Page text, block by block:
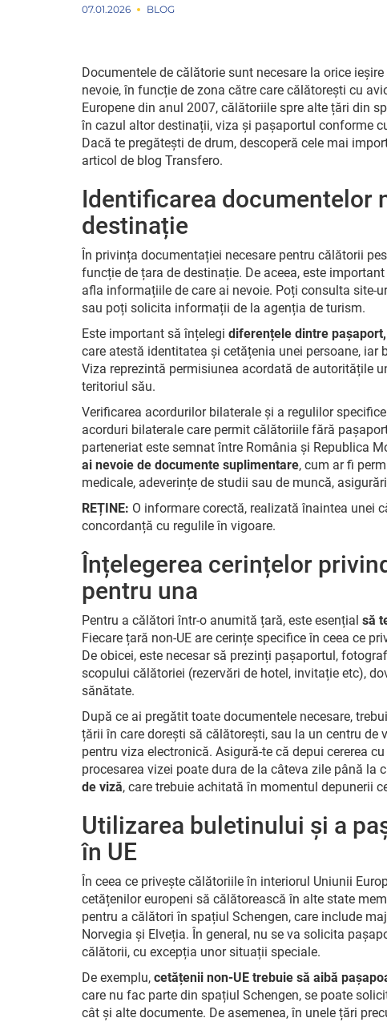
07.01.2026 BLOG
Documentele de călătorie sunt necesare la orice
nevoie, în funcție de zona către care călătorești cu
Europene din anul 2007, călătoriile spre alte țări din
în cazul altor destinații, viza și pașaportul conforme
Dacă te pregătești de drum, descoperă cele mai
articol de blog Transfero.
Identificarea documentelor
destinație
În privința documentației necesare pentru călătorii
funcție de țara de destinație. De aceea, este
afla informațiile de care ai nevoie. Poți consulta site-
sau poți solicita informații de la agenția de turism.
Este important să înțelegi diferențele dintre
care atestă identitatea și cetățenia unei persoane,
Viza reprezintă permisiunea acordată de autoritățile
teritoriul său.
Verificarea acordurilor bilaterale și a regulilor
acorduri bilaterale care permit călătoriile fără
parteneriat este semnat între România și Republica
ai nevoie de documente suplimentare, cum ar fi
medicale, adeverințe de studii sau de muncă,
REȚINE: O informare corectă, realizată înaintea unei
concordanță cu regulile în vigoare.
Înțelegerea cerințelor
pentru una
Pentru a călători într-o anumită țară, este esențial să
Fiecare țară non-UE are cerințe specifice în ceea ce
De obicei, este necesar să prezinți pașaportul,
scopului călătoriei (rezervări de hotel, invitație etc),
sănătate.
După ce ai pregătit toate documentele necesare,
țării în care dorești să călătorești, sau la un centru
pentru viza electronică. Asigură-te că depui cererea
procesarea vizei poate dura de la câteva zile până la
de viză, care trebuie achitată în momentul depunerii
Utilizarea buletinului și a
în UE
În ceea ce privește călătoriile în interiorul Uniunii
cetățenilor europeni să călătorească în alte state
pentru a călători în spațiul Schengen, care include
Norvegia și Elveția. În general, nu se va solicita
călătorii, cu excepția unor situații speciale.
De exemplu, cetățenii non-UE trebuie să aibă
care nu fac parte din spațiul Schengen, se poate
cât și alte documente. De asemenea, în unele țări